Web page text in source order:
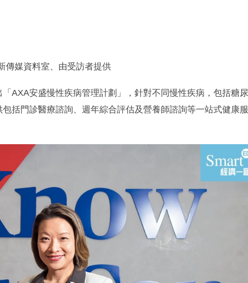
傳媒資料室、由受訪者提供
AXA安盛慢性疾病管理計劃」，針對不同慢性疾病，包括糖尿
括門診醫療諮詢、週年綜合評估及營養師諮詢等一站式健康服